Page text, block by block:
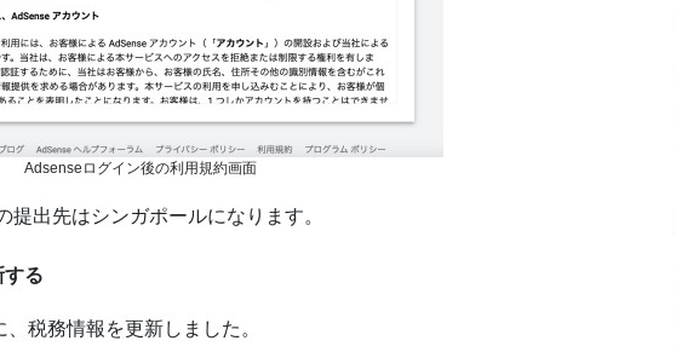
Adsenseログイン後の利用規約画面
出先はシンガポールになります。
る
、税務情報を更新しました。